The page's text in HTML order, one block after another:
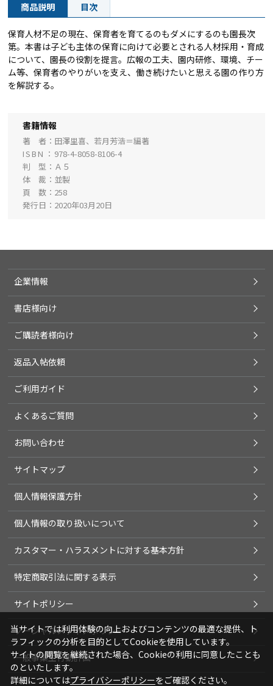
商品説明 目次
保育人材不足の現在、保育者を育てるのもダメにするのも園長次
第。本書は子ども主体の保育に向けて必要とされる人材採用・育成
について、園長の役割を提言。広報の工夫、園内研修、環境、チー
ム等、保育者のやりがいを支え、働き続けたいと思える園の作り方
を解説する。
書籍情報
著 者
田澤里喜、若月芳浩＝編著
ISBN
978-4-8058-8106-4
判 型
Ａ５
体 裁
並製
頁 数
258
発行日
2020年03月20日
企業情報
書店様向け
ご購読者様向け
返品入帖依頼
ご利用ガイド
よくあるご質問
お問い合わせ
サイトマップ
個人情報保護方針
個人情報の取り扱いについて
カスタマー・ハラスメントに対する基本方針
特定商取引法に関する表示
サイトポリシー
ソーシャルメディアポリシー
一般事業主行動計画
当サイトでは利用体験の向上およびコンテンツの最適な提供、ト
ラフィックの分析を目的としてCookieを使用しています。
サイトの閲覧を継続された場合、Cookieの利用に同意したことも
のといたします。
詳細についてはプライバシーポリシーをご確認ください。